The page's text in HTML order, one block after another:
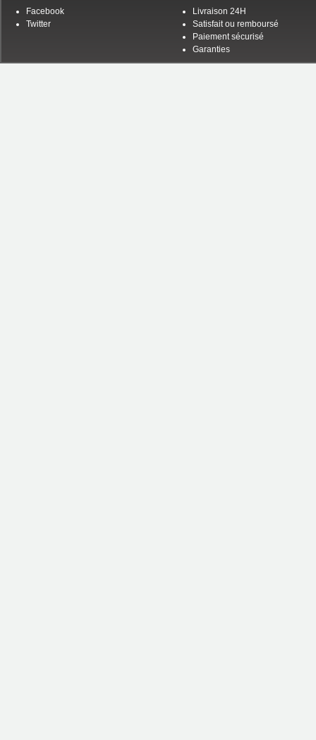
Facebook
Twitter
Livraison 24H
Satisfait ou remboursé
Paiement sécurisé
Garanties